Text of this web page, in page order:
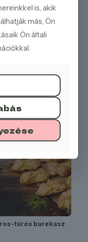
pogácsa
túrós burekasz
is, akik
más, Ön
Ön általi